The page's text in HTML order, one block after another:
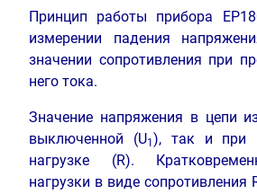
Принцип работы прибора
измерении падения
значении сопротивления при
него тока.
Значение напряжения в цепи
выключенной (U1 ), так и при
нагрузке (R).
нагрузки в виде сопротивления